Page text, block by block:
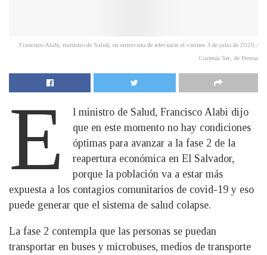
Francisco Alabi, ministro de Salud, en entrevista de televisión el viernes 3 de julio de 2020./
Cortesía Sec. de Prensa
E
l ministro de Salud, Francisco Alabi dijo
que en este momento no hay condiciones
óptimas para avanzar a la fase 2 de la
reapertura económica en El Salvador,
porque la población va a estar más
expuesta a los contagios comunitarios de covid-19 y eso
puede generar que el sistema de salud colapse.
La fase 2 contempla que las personas se puedan
transportar en buses y microbuses, medios de transporte